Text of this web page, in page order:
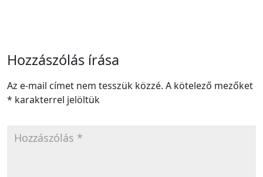
Hozzászólás írása
Az e-mail címet nem tesszük közzé. A kötelező mezőket
* karakterrel jelöltük